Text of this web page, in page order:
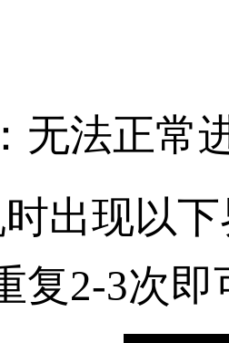
无法正常
出现以
复2-3次